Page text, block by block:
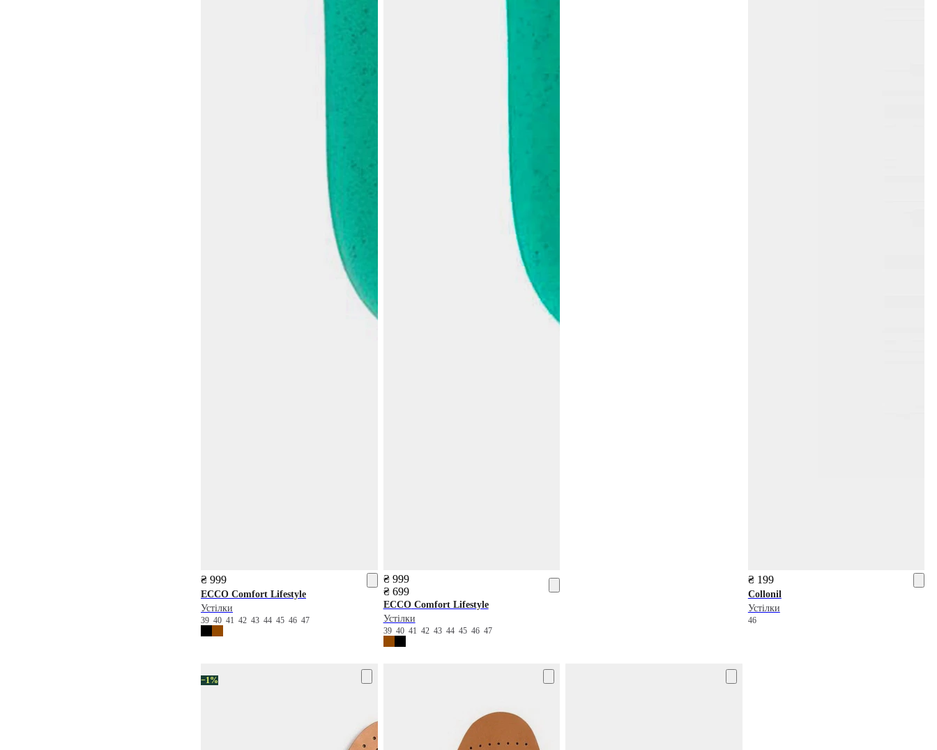
₴ 999
ECCO Comfort Lifestyle
Устілки
39 40 41 42 43 44 45 46 47
₴ 999
₴ 699
ECCOComfort Lifestyle
Устілки
39 40 41 42 43 44 45 46 47
₴ 199
Collonil
Устілки
46
−1%